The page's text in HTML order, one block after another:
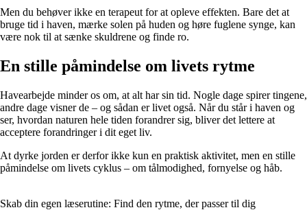
Men du behøver ikke en terapeut for at opleve effekten. Bare det at
bruge tid i haven, mærke solen på huden og høre fuglene synge, kan
være nok til at sænke skuldrene og finde ro.
En stille påmindelse om livets rytme
Havearbejde minder os om, at alt har sin tid. Nogle dage spirer tingene,
andre dage visner de – og sådan er livet også. Når du står i haven og
ser, hvordan naturen hele tiden forandrer sig, bliver det lettere at
acceptere forandringer i dit eget liv.
At dyrke jorden er derfor ikke kun en praktisk aktivitet, men en stille
påmindelse om livets cyklus – om tålmodighed, fornyelse og håb.
Skab din egen læserutine: Find den rytme, der passer til dig